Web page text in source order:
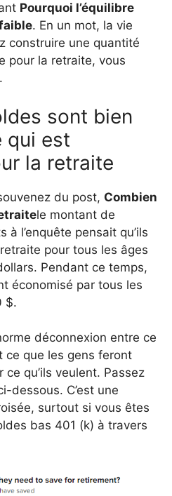
Pourquoi l’équilibre
. En un mot, la vie
construire une quantité
pour la retraite, vous
sont bien
qui est
la retraite
du post, Combien
le montant de
à l’enquête pensait qu’ils
pour tous les âges
Pendant ce temps,
économisé par tous les
$.
déconnexion entre ce
ce que les gens feront
qu’ils veulent. Passez
dessous. C’est une
surtout si vous êtes
bas 401 (k) à travers